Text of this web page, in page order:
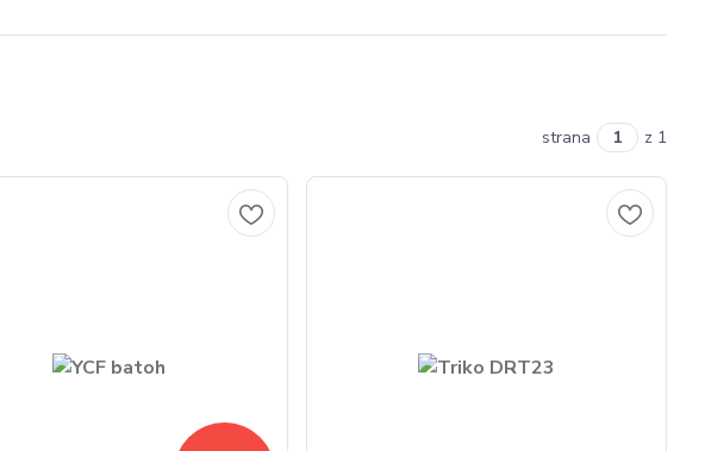
strana z 1